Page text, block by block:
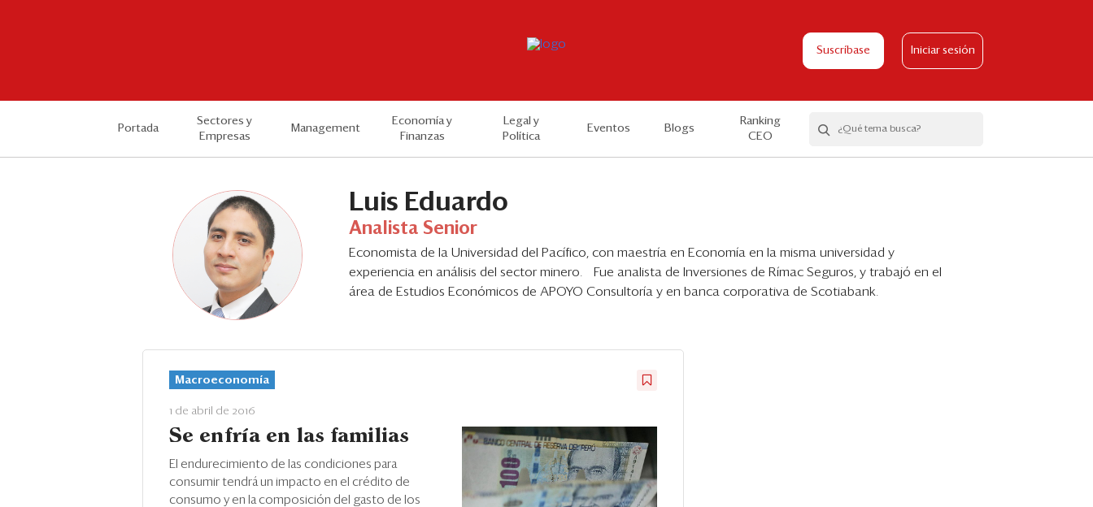
Suscríbase Iniciar sesión
Portada
Sectores y
Empresas
Management
Economía y
Finanzas
Legal y
Política
Eventos Blogs
Ranking
CEO
Luis Eduardo
Analista Senior
Economista de la Universidad del Pacífico, con maestría en Economía en la misma universidad y
experiencia en análisis del sector minero. Fue analista de Inversiones de Rímac Seguros, y trabajó en el
área de Estudios Económicos de APOYO Consultoría y en banca corporativa de Scotiabank.
Macroeconomía
1 de abril de 2016
Se enfría en las familias
El endurecimiento de las condiciones para
consumir tendrá un impacto en el crédito de
consumo y en la composición del gasto de los